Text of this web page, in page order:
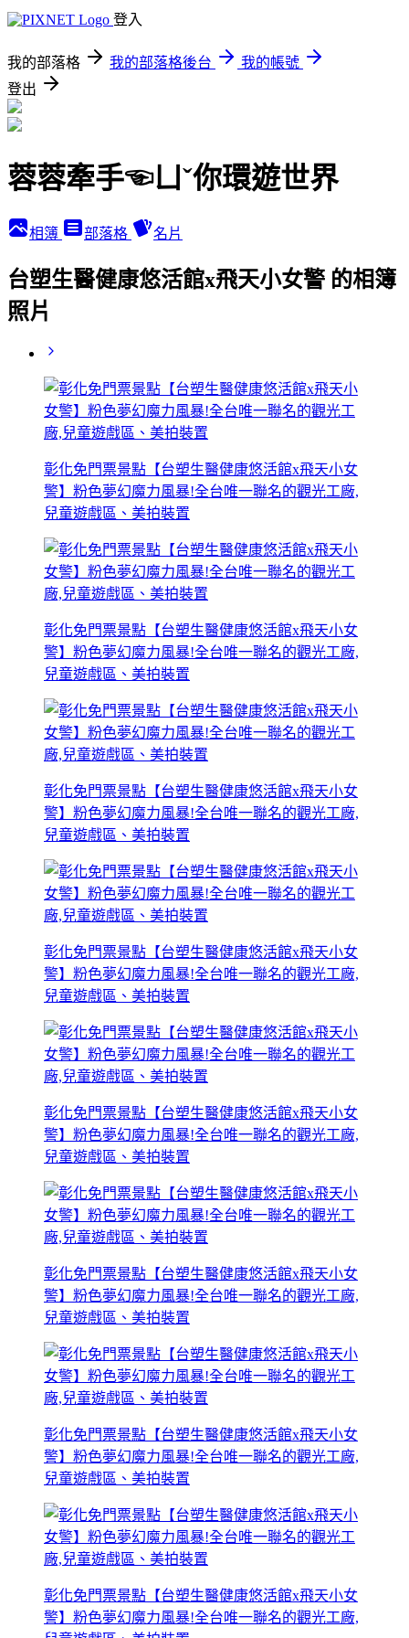
登入
我的部落格 我的部落格後台
我的帳號
登出
蓉蓉牽手☜ㄩˇ你環遊世界
相簿 部落格 名片
台塑生醫健康悠活館x飛天小女警 的相簿
照片
彰化免門票景點【台塑生醫健康悠活館x飛天小女
警】粉色夢幻魔力風暴!全台唯一聯名的觀光工廠,
兒童遊戲區、美拍裝置
彰化免門票景點【台塑生醫健康悠活館x飛天小女
警】粉色夢幻魔力風暴!全台唯一聯名的觀光工廠,
兒童遊戲區、美拍裝置
彰化免門票景點【台塑生醫健康悠活館x飛天小女
警】粉色夢幻魔力風暴!全台唯一聯名的觀光工廠,
兒童遊戲區、美拍裝置
彰化免門票景點【台塑生醫健康悠活館x飛天小女
警】粉色夢幻魔力風暴!全台唯一聯名的觀光工廠,
兒童遊戲區、美拍裝置
彰化免門票景點【台塑生醫健康悠活館x飛天小女
警】粉色夢幻魔力風暴!全台唯一聯名的觀光工廠,
兒童遊戲區、美拍裝置
彰化免門票景點【台塑生醫健康悠活館x飛天小女
警】粉色夢幻魔力風暴!全台唯一聯名的觀光工廠,
兒童遊戲區、美拍裝置
彰化免門票景點【台塑生醫健康悠活館x飛天小女
警】粉色夢幻魔力風暴!全台唯一聯名的觀光工廠,
兒童遊戲區、美拍裝置
彰化免門票景點【台塑生醫健康悠活館x飛天小女
警】粉色夢幻魔力風暴!全台唯一聯名的觀光工廠,